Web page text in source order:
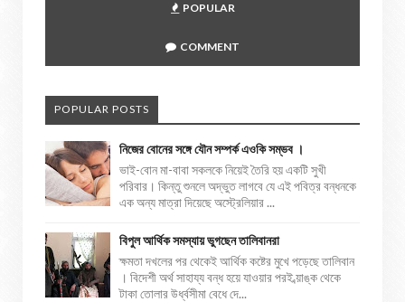
POPULAR
COMMENT
POPULAR POSTS
নিজের বোনের সঙ্গে যৌন সম্পর্ক এওকি সম্ভব ।
ভাই-বোন মা-বাবা সকলকে নিয়েই তৈরি হয় একটি সুখী
পরিবার। কিন্তু শুনলে অদ্ভুত লাগবে যে এই পবিত্র বন্ধনকে
এক অন্য মাত্রা দিয়েছে অস্ট্রেলিয়ার ...
বিপুল আর্থিক সমস্যায় ভুগছেন তালিবানরা
ক্ষমতা দখলের পর থেকেই আর্থিক কষ্টের মুখে পড়েছে তালিবান
। বিদেশী অর্থ সাহায্য বন্ধ হয়ে যাওয়ার পরই ব্য়াঙ্ক থেকে
টাকা তোলার উর্ধ্বসীমা বেধে দে...